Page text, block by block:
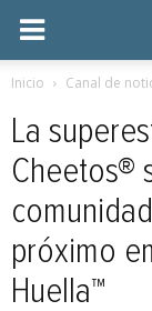
Inicio Canal de
La
Cheetos®
próximo
Huella™